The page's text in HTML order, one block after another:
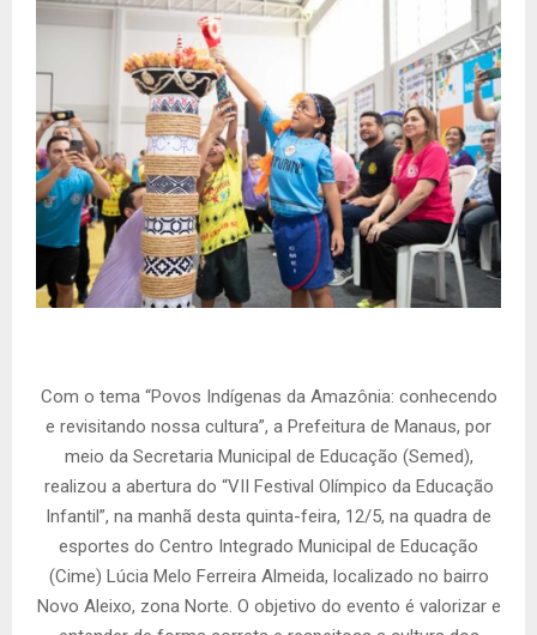
Com o tema “Povos Indígenas da Amazônia: conhecendo
e revisitando nossa cultura”, a Prefeitura de Manaus, por
meio da Secretaria Municipal de Educação (Semed),
realizou a abertura do “VII Festival Olímpico da Educação
Infantil”, na manhã desta quinta-feira, 12/5, na quadra de
esportes do Centro Integrado Municipal de Educação
(Cime) Lúcia Melo Ferreira Almeida, localizado no bairro
Novo Aleixo, zona Norte. O objetivo do evento é valorizar e